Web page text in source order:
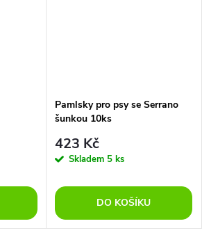
Pamlsky pro psy se Serrano
šunkou 10ks
423 Kč
Skladem 5 ks
DO KOŠÍKU